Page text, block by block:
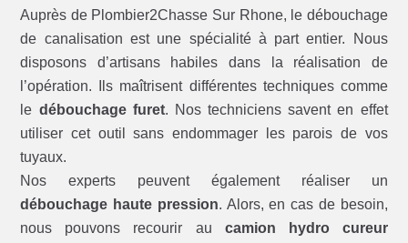
Auprès de Plombier2Chasse Sur Rhone, le débouchage
de canalisation est une spécialité à part entier. Nous
disposons d’artisans habiles dans la réalisation de
l’opération. Ils maîtrisent différentes techniques comme
le débouchage furet. Nos techniciens savent en effet
utiliser cet outil sans endommager les parois de vos
tuyaux.
Nos experts peuvent également réaliser un
débouchage haute pression. Alors, en cas de besoin,
nous pouvons recourir au camion hydro cureur